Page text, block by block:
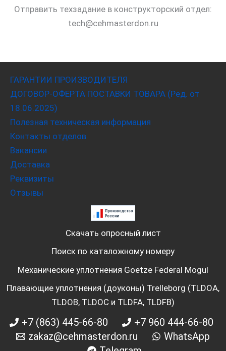
Отправить техзадание в конструкторский отдел:
tech@cehmasterdon.ru
ГАРАНТИИ ПРОИЗВОДИТЕЛЯ
ДОГОВОР-ОФЕРТА ПОСТАВКИ ТОВАРА (Ред. от
18.06.2025)
Полезная техническая информация
Контакты отделов
Вакансии
Доставка
Реквизиты
Отзывы
Скачать опросный лист
Поиск по каталожному номеру
Механические уплотнения Goetze Federal Mogul
Плавающие уплотнения (доуконы) Trelleborg (TLDOA,
TLDOB, TLDOC и TLDFA, TLDFB)
+7 (863) 445-66-80
+7 960 444-66-80
zakaz@cehmasterdon.ru
WhatsApp